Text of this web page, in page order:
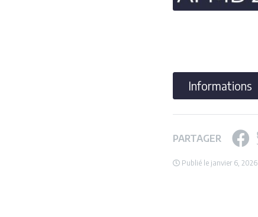
Informations
PARTAGER
Publié le janvier 6, 2026